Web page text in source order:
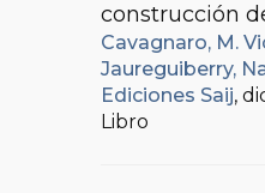
construcción
Cavagnaro, M.
Jaureguiberry,
Ediciones Saij,
Libro